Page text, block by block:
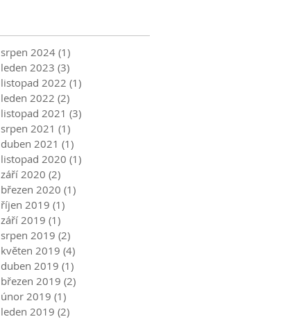
srpen 2024 (1)
leden 2023 (3)
listopad 2022 (1)
leden 2022 (2)
listopad 2021 (3)
srpen 2021 (1)
duben 2021 (1)
listopad 2020 (1)
září 2020 (2)
březen 2020 (1)
říjen 2019 (1)
září 2019 (1)
srpen 2019 (2)
květen 2019 (4)
duben 2019 (1)
březen 2019 (2)
únor 2019 (1)
leden 2019 (2)